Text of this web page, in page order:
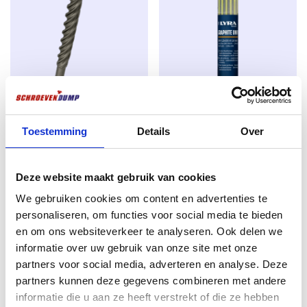
Toestemming Details Over
Deze website maakt gebruik van cookies
We gebruiken cookies om content en advertenties te
personaliseren, om functies voor social media te bieden
en om ons websiteverkeer te analyseren. Ook delen we
informatie over uw gebruik van onze site met onze
partners voor social media, adverteren en analyse. Deze
partners kunnen deze gegevens combineren met andere
informatie die u aan ze heeft verstrekt of die ze hebben
Der Fokus der SilverMate Next-Generation liegt auf 4
Funktionen, die den bekanntesten A-Marken
mindestens ebenbürtig sind:
geht die SilverMate Next
Generation Schraube schon bei den ersten
Umdrehungen ins Holz. Vor allem bei Schrauben mit
einer Frässpitze vom Typ 17 erfordert dies oft viel
mehr Druck.
brechenunter hoher Schraubendreherbelastung
deutlich weniger ab. Durchmesser 4.0, 4.5 und 5.0
sind verstärkt.
3)Die Schrauben der SilverMate Next Generation
sind spürbar leichterals die fast aller anderen auf
dem Markt erhältlichen Marken. Insbesondere bei den
längeren Größen mit 5,0 und 6,0 Durchmesser ist der
Einschraubwiderstand um 25-30 % geringer.
8.0 x 160mm – 4-Fräser – Für
Beton & Stein – Arbeitslänge
€5,53
excl. BTW:€4,57
Trockener Textmarker – grau –
12 Stück
Auf Lager